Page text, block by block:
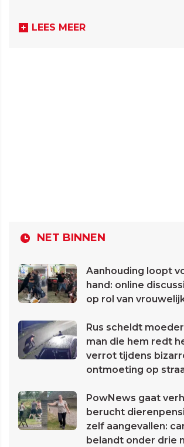
LEES MEER
NET BINNEN
Aanhouding loopt
hand: online
op rol van
Rus scheldt
man die hem redt
verrot tijdens
ontmoeting op
PowNews gaat
berucht
zelf aangevallen:
belandt onder drie